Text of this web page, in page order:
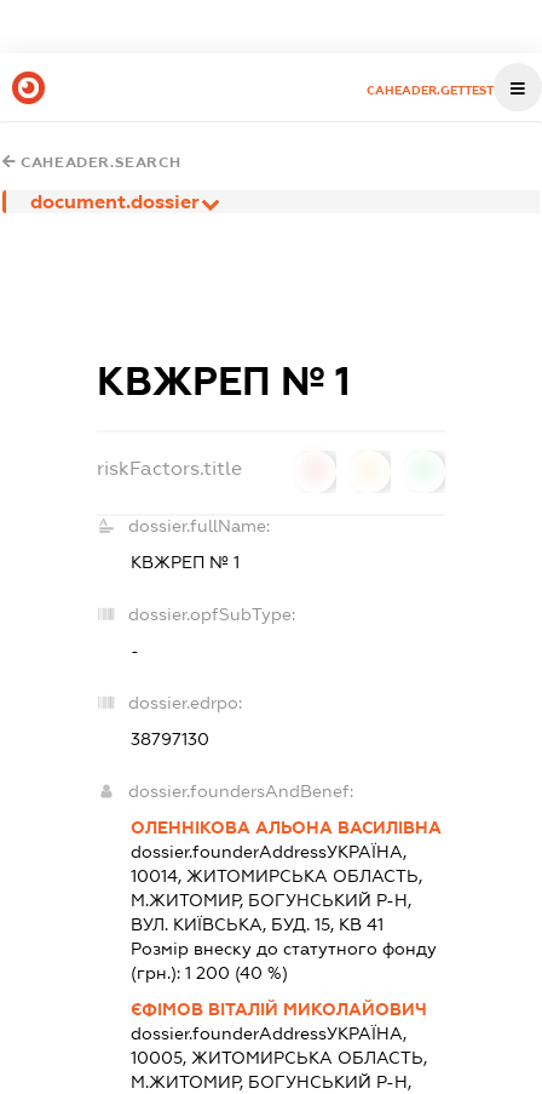
CAHEADER.GETTEST
CAHEADER.SEARCH
document.dossier
КВЖРЕП № 1
riskFactors.title
dossier.fullName:
КВЖРЕП № 1
dossier.opfSubType:
-
dossier.edrpo:
38797130
dossier.foundersAndBenef:
ОЛЕННІКОВА АЛЬОНА ВАСИЛІВНА
dossier.founderAddressУКРАЇНА,
10014, ЖИТОМИРСЬКА ОБЛАСТЬ,
М.ЖИТОМИР, БОГУНСЬКИЙ Р-Н,
ВУЛ. КИЇВСЬКА, БУД. 15, КВ 41
Розмір внеску до статутного фонду
(грн.): 1 200 (40 %)
ЄФІМОВ ВІТАЛІЙ МИКОЛАЙОВИЧ
dossier.founderAddressУКРАЇНА,
10005, ЖИТОМИРСЬКА ОБЛАСТЬ,
М.ЖИТОМИР, БОГУНСЬКИЙ Р-Н,